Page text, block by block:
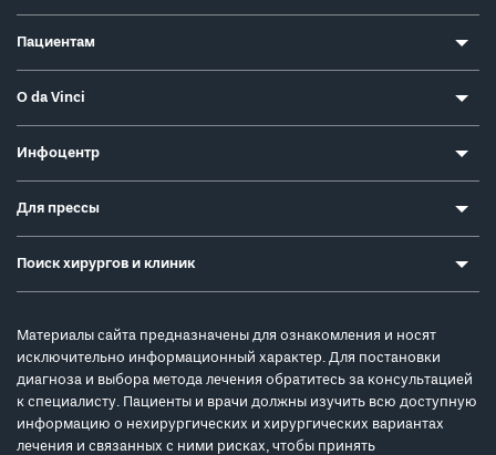
Пациентам
О da Vinci
Инфоцентр
Для прессы
Поиск хирургов и клиник
Материалы сайта предназначены для ознакомления и носят
исключительно информационный характер. Для постановки
диагноза и выбора метода лечения обратитесь за консультацией
к специалисту. Пациенты и врачи должны изучить всю доступную
информацию о нехирургических и хирургических вариантах
лечения и связанных с ними рисках, чтобы принять